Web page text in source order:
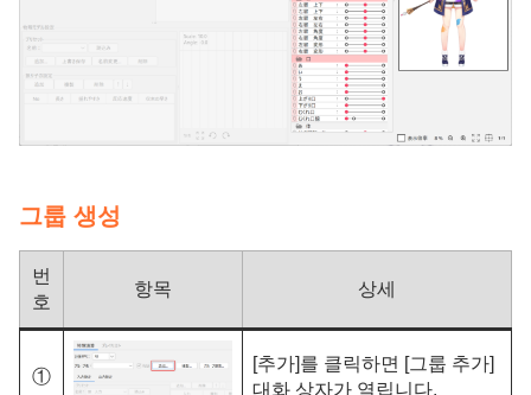
그룹 생성
번
호
항목 상세
①
[추가]를 클릭하면 [그룹 추가]
대화 상자가 열립니다.